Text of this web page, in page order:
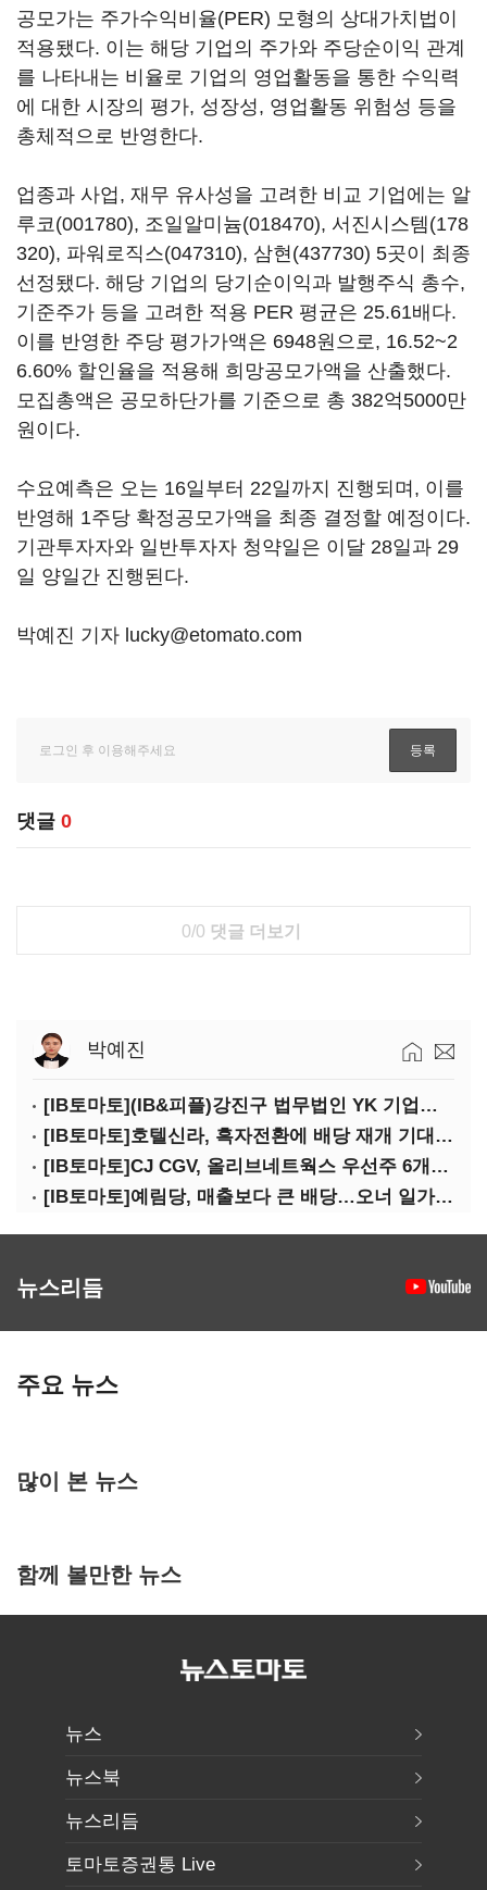
공모가는 주가수익비율(PER) 모형의 상대가치법이
적용됐다. 이는 해당 기업의 주가와 주당순이익 관계
를 나타내는 비율로 기업의 영업활동을 통한 수익력
에 대한 시장의 평가, 성장성, 영업활동 위험성 등을
총체적으로 반영한다.
업종과 사업, 재무 유사성을 고려한 비교 기업에는 알
루코(001780), 조일알미늄(018470), 서진시스템(178
320), 파워로직스(047310), 삼현(437730) 5곳이 최종
선정됐다. 해당 기업의 당기순이익과 발행주식 총수,
기준주가 등을 고려한 적용 PER 평균은 25.61배다.
이를 반영한 주당 평가가액은 6948원으로, 16.52~2
6.60% 할인율을 적용해 희망공모가액을 산출했다.
모집총액은 공모하단가를 기준으로 총 382억5000만
원이다.
수요예측은 오는 16일부터 22일까지 진행되며, 이를
반영해 1주당 확정공모가액을 최종 결정할 예정이다.
기관투자자와 일반투자자 청약일은 이달 28일과 29
일 양일간 진행된다.
박예진 기자 lucky@etomato.com
댓글 0
0/0 댓글 더보기
박예진
[IB토마토](IB&피플)강진구 법무법인 YK 기업거버넌스센터 센터장
[IB토마토]호텔신라, 흑자전환에 배당 재개 기대감…삼성생명도 웃을까
[IB토마토]CJ CGV, 올리브네트웍스 우선주 6개월 만에 상환…왜?
[IB토마토]예림당, 매출보다 큰 배당…오너 일가에 절반 간다
뉴스리듬
주요 뉴스
많이 본 뉴스
함께 볼만한 뉴스
뉴스
뉴스북
뉴스리듬
토마토증권통 Live